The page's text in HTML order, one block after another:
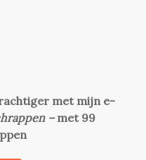
met mijn e-
–met 99